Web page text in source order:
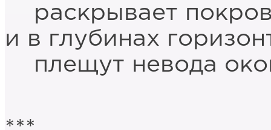
раскрывает
и в глубинах
плещут невода